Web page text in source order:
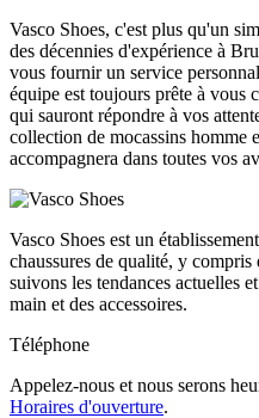
Vasco Shoes, c'est plus qu'un
des décennies d'expérience à
vous fournir un service
équipe est toujours prête à vous
qui sauront répondre à vos
collection de mocassins homme
accompagnera dans toutes vos
Vasco Shoes est un
chaussures de qualité, y
suivons les tendances actuelles
main et des accessoires.
Téléphone
Appelez-nous et nous serons
Horaires d'ouverture.